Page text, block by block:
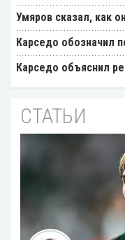
Умяров сказал, как
Карседо обозначил
Карседо объяснил
СТАТЬИ